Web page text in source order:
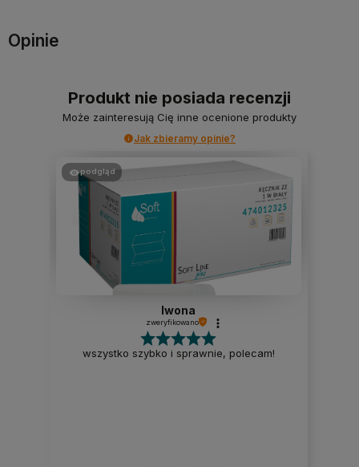
Opinie
Produkt nie posiada recenzji
Może zainteresują Cię inne ocenione produkty
Jak zbieramy opinie?
podgląd
Iwona
zweryfikowano
wszystko szybko i sprawnie, polecam!